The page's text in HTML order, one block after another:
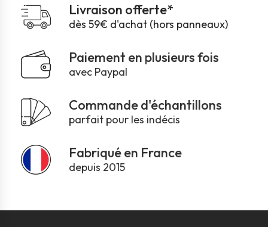
Livraison offerte*
dès 59€ d'achat (hors panneaux)
Paiement en plusieurs fois
avec Paypal
Commande d'échantillons
parfait pour les indécis
Fabriqué en France
depuis 2015